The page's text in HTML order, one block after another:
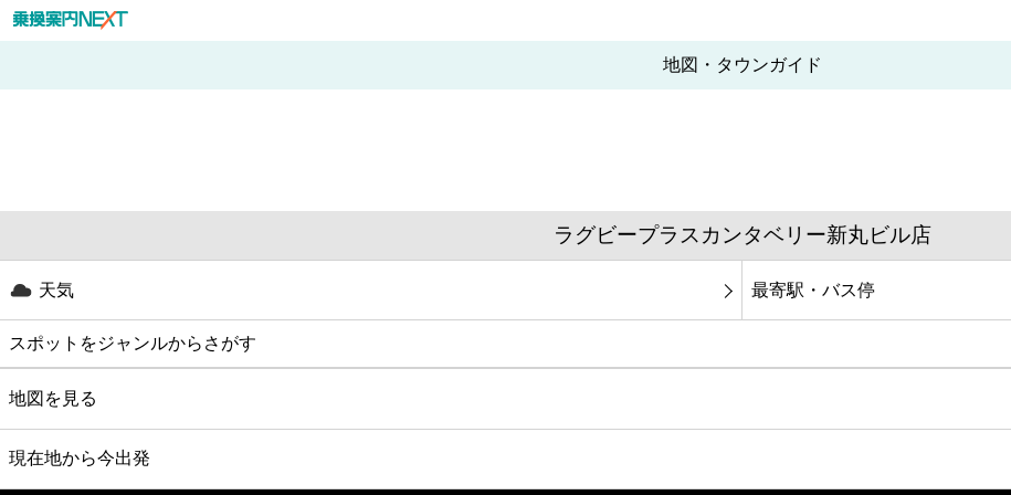
地図・タウンガイド
ラグビープラスカンタベリー新丸ビル店
天気 最寄駅・バス停
スポットをジャンルからさがす
グルメ
映画
地図を見る
現在地から今出発